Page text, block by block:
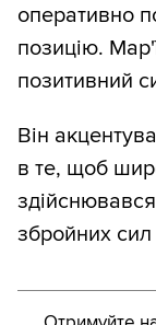
оперативно
позицію.
позитивний
Він
в те, щоб
збройних